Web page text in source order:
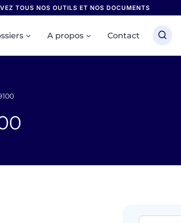
TOUS NOS OUTILS ET NOS DOCUMENTS
A propos Contact